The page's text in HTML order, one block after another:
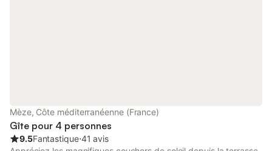
Mèze, Côte méditerranéenne (France)
Gîte pour 4 personnes
9.5Fantastique⋅41 avis